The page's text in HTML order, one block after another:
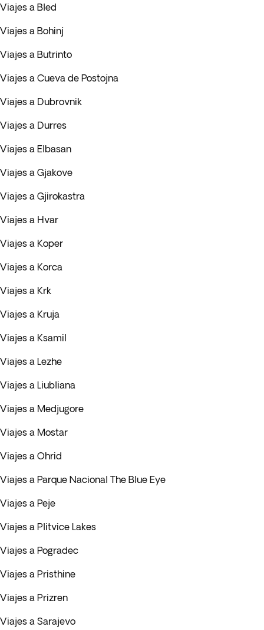
Viajes a Bled
Viajes a Bohinj
Viajes a Butrinto
Viajes a Cueva de Postojna
Viajes a Dubrovnik
Viajes a Durres
Viajes a Elbasan
Viajes a Gjakove
Viajes a Gjirokastra
Viajes a Hvar
Viajes a Koper
Viajes a Korca
Viajes a Krk
Viajes a Kruja
Viajes a Ksamil
Viajes a Lezhe
Viajes a Liubliana
Viajes a Medjugore
Viajes a Mostar
Viajes a Ohrid
Viajes a Parque Nacional The Blue Eye
Viajes a Peje
Viajes a Plitvice Lakes
Viajes a Pogradec
Viajes a Pristhine
Viajes a Prizren
Viajes a Sarajevo